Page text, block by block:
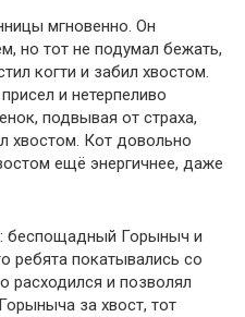
мгновенно. Он
но тот не подумал бежать,
когти и забил хвостом.
и нетерпеливо
подвывая от страха,
хвостом. Кот довольно
ещё энергичнее, даже
беспощадный Горыныч и
ребята покатывались со
расходился и позволял
за хвост, тот